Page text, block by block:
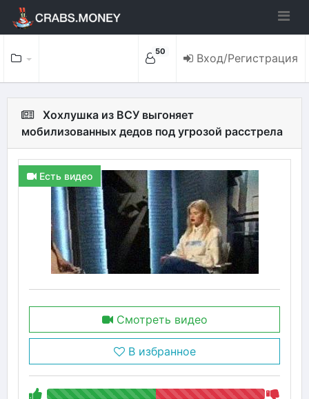
50 Вход/Регистрация
Хохлушка из ВСУ выгоняет
мобилизованных дедов под угрозой расстрела
Есть видео
Смотреть видео
В избранное